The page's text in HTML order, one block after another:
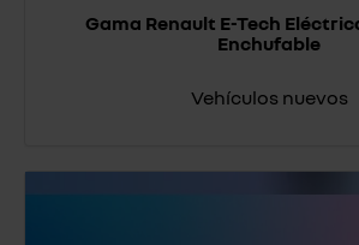
Gama Renault E-Tech
Enchufable
Vehículos nuevos